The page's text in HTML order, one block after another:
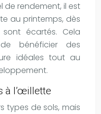
de rendement, il est
au printemps, dès
écartés. Cela
bénéficier des
idéales tout au
à l’œillette
types de sols, mais